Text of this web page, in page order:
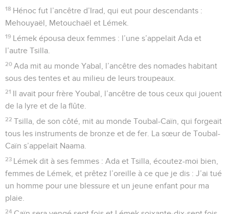
18 Hénoc fut l’ancêtre d’Irad, qui eut pour descendants :
Mehouyaël, Metouchaël et Lémek.
19 Lémek épousa deux femmes : l’une s’appelait Ada et
l’autre Tsilla.
20 Ada mit au monde Yabal, l’ancêtre des nomades habitant
sous des tentes et au milieu de leurs troupeaux.
21 Il avait pour frère Youbal, l’ancêtre de tous ceux qui jouent
de la lyre et de la flûte.
22 Tsilla, de son côté, mit au monde Toubal-Caïn, qui forgeait
tous les instruments de bronze et de fer. La sœur de Toubal-
Caïn s’appelait Naama.
23 Lémek dit à ses femmes : Ada et Tsilla, écoutez-moi bien,
femmes de Lémek, et prêtez l’oreille à ce que je dis : J’ai tué
un homme pour une blessure et un jeune enfant pour ma
plaie.
24